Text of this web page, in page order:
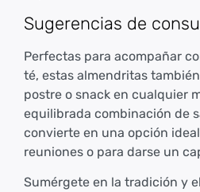
Sugerencias de
Perfectas para acompañar
té, estas almendritas
postre o snack en cualquier
equilibrada combinación de
convierte en una opción
reuniones o para darse un
Sumérgete en la tradición y